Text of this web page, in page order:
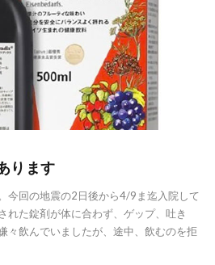
ります
今回の地震の2日後から4/9ま迄入院して
れた錠剤が体に合わず、ゲップ、吐き
々飲んでいましたが、途中、飲むのを拒